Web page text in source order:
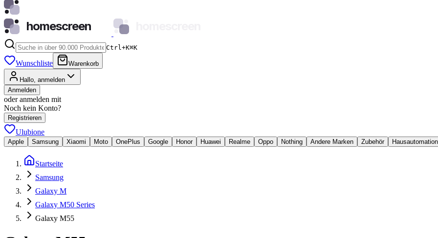
homescreen
Ctrl+K⌘K
Wunschliste Warenkorb
Hallo, anmelden
Anmelden
oder anmelden mit
Noch kein Konto?
Registrieren
Ulubione
Apple Samsung Xiaomi Moto OnePlus Google Honor Huawei Realme Oppo Nothing Andere Marken Zubehör Hausautomation
Startseite
Samsung
Galaxy M
Galaxy M50 Series
Galaxy M55